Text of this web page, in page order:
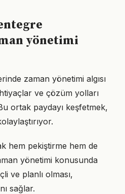
yönetimi
zaman yönetimi algısı
ve çözüm yolları
ortak paydayı keşfetmek,
hem pekiştirme hem de
yönetimi konusunda
ve planlı olması,
sağlar.